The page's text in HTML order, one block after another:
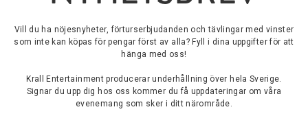
Vill du ha nöjesnyheter, förturserbjudanden och tävlingar med vinster
som inte kan köpas för pengar först av alla? Fyll i dina uppgifter för att
hänga med oss!
Krall Entertainment producerar underhållning över hela Sverige.
Signar du upp dig hos oss kommer du få uppdateringar om våra
evenemang som sker i ditt närområde.